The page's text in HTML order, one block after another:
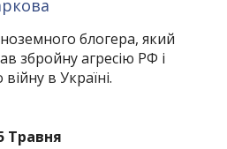
блогера, який
збройну агресію РФ і
в Україні.
Травня